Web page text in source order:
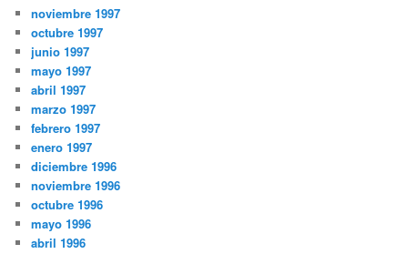
noviembre 1997
octubre 1997
junio 1997
mayo 1997
abril 1997
marzo 1997
febrero 1997
enero 1997
diciembre 1996
noviembre 1996
octubre 1996
mayo 1996
abril 1996